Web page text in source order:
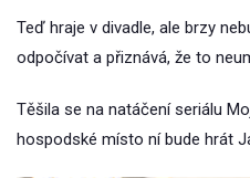
Teď hraje v divadle, ale brzy
odpočívat a přiznává, že to
Těšila se na natáčení seriálu
hospodské místo ní bude hrát